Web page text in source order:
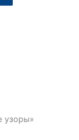
узоры»